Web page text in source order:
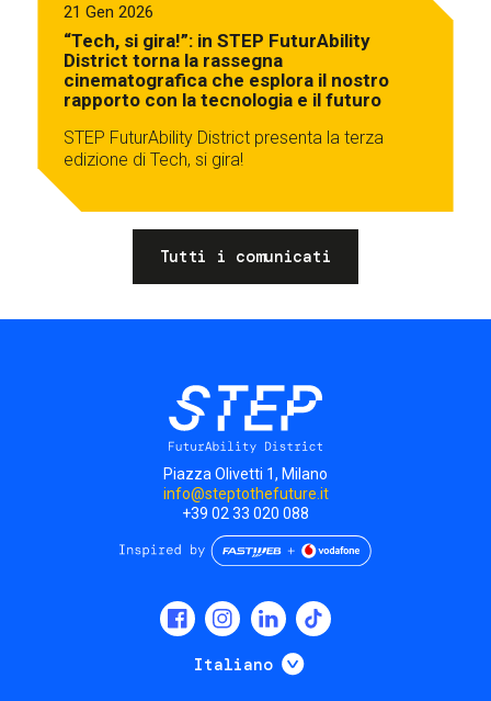
21 Gen 2026
“Tech, si gira!”: in STEP FuturAbility
District torna la rassegna
cinematografica che esplora il nostro
rapporto con la tecnologia e il futuro
STEP FuturAbility District presenta la terza
edizione di Tech, si gira!
Tutti i comunicati
Piazza Olivetti 1, Milano
info@steptothefuture.it
+39 02 33 020 088
Italiano Mostra ulteriori